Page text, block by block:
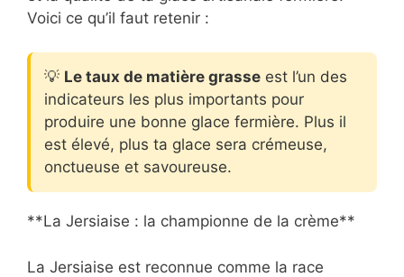
Voici ce qu’il faut retenir :
💡 Le taux de matière grasse est l’un des
indicateurs les plus importants pour
produire une bonne glace fermière. Plus il
est élevé, plus ta glace sera crémeuse,
onctueuse et savoureuse.
**La Jersiaise : la championne de la crème**
La Jersiaise est reconnue comme la race